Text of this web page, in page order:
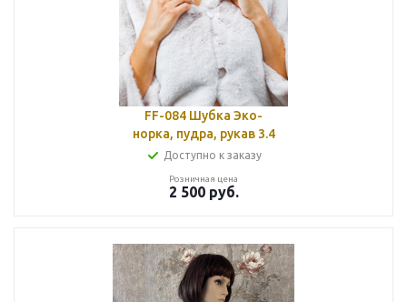
FF-084 Шубка Эко-
норка, пудра, рукав 3.4
Доступно к заказу
Розничная цена
2 500руб.